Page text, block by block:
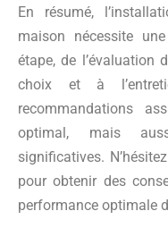
En résumé,
maison nécessite
étape, de l’évaluation
choix et à
recommandations
optimal, mais
significatives.
pour obtenir des
performance optimale